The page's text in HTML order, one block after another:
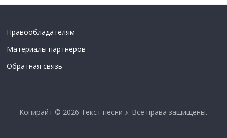
Правообладателям
Материалы партнеров
Обратная связь
Копирайт © 2026 Текст песни ♪. Все права защищены.